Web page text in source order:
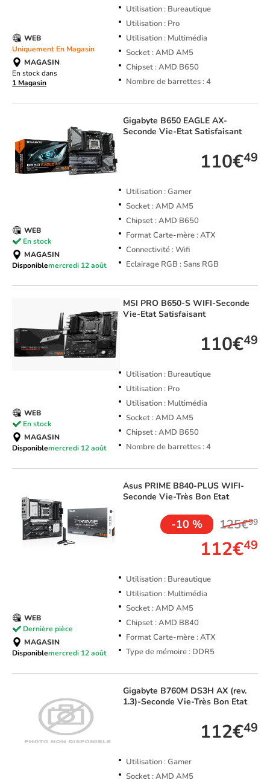
Utilisation : Bureautique
Utilisation : Pro
Utilisation : Multimédia
Socket : AMD AM5
Chipset : AMD B650
Nombre de barrettes : 4
WEB
Uniquement En Magasin
MAGASIN
En stock dans
1 Magasin
Gigabyte B650 EAGLE AX-
Seconde Vie-Etat Satisfaisant
110€49
Utilisation : Gamer
Socket : AMD AM5
Chipset : AMD B650
Format Carte-mère : ATX
Connectivité : Wifi
Eclairage RGB : Sans RGB
WEB
En stock
MAGASIN
Disponiblemercredi 12 août
MSI PRO B650-S WIFI-Seconde
Vie-Etat Satisfaisant
110€49
Utilisation : Bureautique
Utilisation : Pro
Utilisation : Multimédia
Socket : AMD AM5
Chipset : AMD B650
Nombre de barrettes : 4
WEB
En stock
MAGASIN
Disponiblemercredi 12 août
Asus PRIME B840-PLUS WIFI-
Seconde Vie-Très Bon Etat
-10 % 125€99
112€49
Utilisation : Bureautique
Utilisation : Multimédia
Socket : AMD AM5
Chipset : AMD B840
Format Carte-mère : ATX
Type de mémoire : DDR5
WEB
Dernière pièce
MAGASIN
Disponiblemercredi 12 août
Gigabyte B760M DS3H AX (rev.
1.3)-Seconde Vie-Très Bon Etat
112€49
Utilisation : Gamer
Socket : AMD AM5